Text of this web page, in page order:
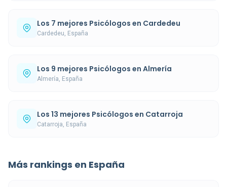
Los 7 mejores Psicólogos en Cardedeu
Cardedeu, España
Los 9 mejores Psicólogos en Almería
Almería, España
Los 13 mejores Psicólogos en Catarroja
Catarroja, España
Más rankings en España